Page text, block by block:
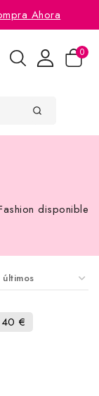
Ahora
0
disponible
40 €